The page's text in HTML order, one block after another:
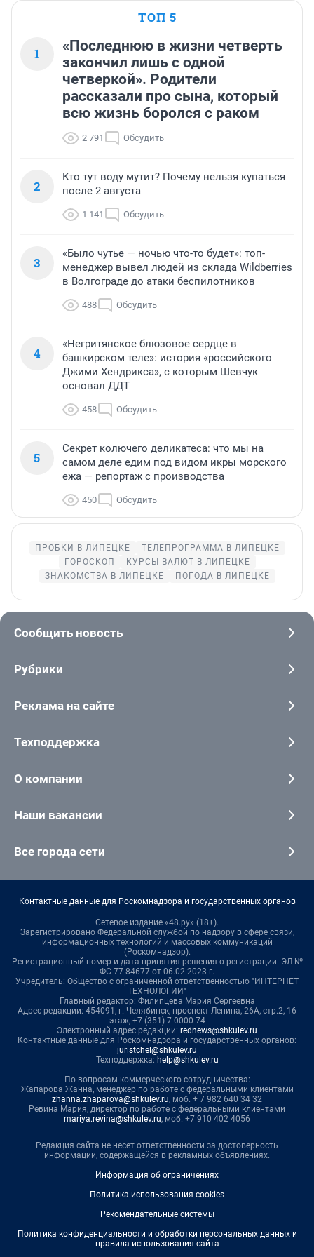
ТОП 5
1
«Последнюю в жизни четверть
закончил лишь с одной
четверкой». Родители
рассказали про сына, который
всю жизнь боролся с раком
2 791 Обсудить
2
Кто тут воду мутит? Почему нельзя купаться
после 2 августа
1 141 Обсудить
3
«Было чутье — ночью что-то будет»: топ-
менеджер вывел людей из склада Wildberries
в Волгограде до атаки беспилотников
488 Обсудить
4
«Негритянское блюзовое сердце в
башкирском теле»: история «российского
Джими Хендрикса», с которым Шевчук
основал ДДТ
458 Обсудить
5
Секрет колючего деликатеса: что мы на
самом деле едим под видом икры морского
ежа — репортаж с производства
450 Обсудить
ПРОБКИ В ЛИПЕЦКЕ
ТЕЛЕПРОГРАММА В ЛИПЕЦКЕ
ГОРОСКОП
КУРСЫ ВАЛЮТ В ЛИПЕЦКЕ
ЗНАКОМСТВА В ЛИПЕЦКЕ
ПОГОДА В ЛИПЕЦКЕ
Сообщить новость
Рубрики
Реклама на сайте
Техподдержка
О компании
Наши вакансии
Все города сети
Контактные данные для Роскомнадзора и государственных органов
Сетевое издание «48.ру» (18+).
Зарегистрировано Федеральной службой по надзору в сфере связи,
информационных технологий и массовых коммуникаций
(Роскомнадзор).
Регистрационный номер и дата принятия решения о регистрации: ЭЛ №
ФС 77-84677 от 06.02.2023 г.
Учредитель: Общество с ограниченной ответственностью "ИНТЕРНЕТ
ТЕХНОЛОГИИ"
Главный редактор: Филипцева Мария Сергеевна
Адрес редакции: 454091, г. Челябинск, проспект Ленина, 26А, стр.2, 16
этаж, +7 (351) 7-0000-74
Электронный адрес редакции: rednews@shkulev.ru
Контактные данные для Роскомнадзора и государственных органов:
juristchel@shkulev.ru
Техподдержка: help@shkulev.ru
По вопросам коммерческого сотрудничества:
Жапарова Жанна, менеджер по работе с федеральными клиентами
zhanna.zhaparova@shkulev.ru, моб. + 7 982 640 34 32
Ревина Мария, директор по работе с федеральными клиентами
mariya.revina@shkulev.ru, моб. +7 910 402 4056
Редакция сайта не несет ответственности за достоверность
информации, содержащейся в рекламных объявлениях.
Информация об ограничениях
Политика использования cookies
Рекомендательные системы
Политика конфиденциальности и обработки персональных данных и
правила использования сайта